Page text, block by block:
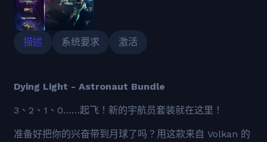
描述 系统要求 激活
Dying Light - Astronaut Bundle
3、2、1、0……起飞！新的宇航员套装就在这里！
准备好把你的兴奋带到月球了吗？用这款来自 Volkan 的